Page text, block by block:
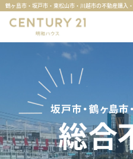
鶴ヶ島市・坂戸市・東松山市・川越市の不動産購入